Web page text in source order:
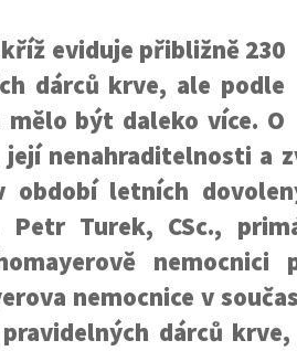
eviduje přibližně 230
dárců krve, ale podle
mělo být daleko více. O
nenahraditelnosti a
letních
Petr Turek, CSc.,
nemocnici
nemocnice v
dárců